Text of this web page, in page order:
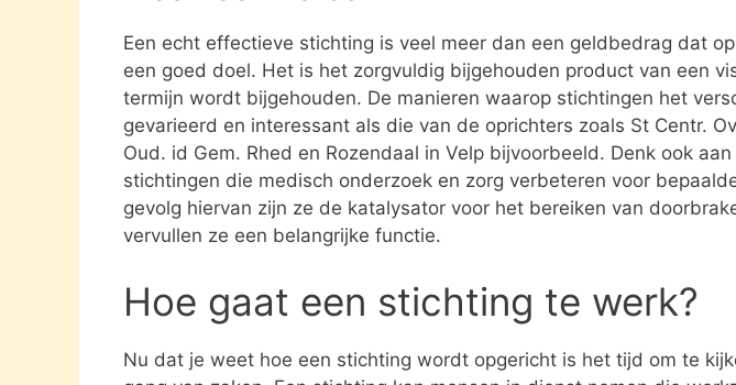
Een echt effectieve stichting is veel meer dan een geldbedrag dat
een goed doel. Het is het zorgvuldig bijgehouden product van een
termijn wordt bijgehouden. De manieren waarop stichtingen het
gevarieerd en interessant als die van de oprichters zoals St Centr.
Oud. id Gem. Rhed en Rozendaal in Velp bijvoorbeeld. Denk ook
stichtingen die medisch onderzoek en zorg verbeteren voor
gevolg hiervan zijn ze de katalysator voor het bereiken van
vervullen ze een belangrijke functie.
Hoe gaat een stichting te werk?
Nu dat je weet hoe een stichting wordt opgericht is het tijd om te